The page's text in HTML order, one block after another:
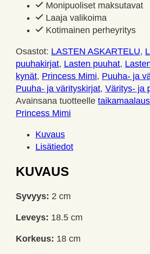
Monipuoliset maksutavat
Laaja valikoima
Kotimainen perheyritys
Osastot: LASTEN ASKARTELU,
puuhakirjat, Lasten puuhat,
kynät, Princess Mimi, Puuha- ja
Puuha- ja värityskirjat, Väritys- ja
Avainsana tuotteelle taikamaalaus
Princess Mimi
Kuvaus
Lisätiedot
KUVAUS
Syvyys: 2 cm
Leveys: 18.5 cm
Korkeus: 18 cm